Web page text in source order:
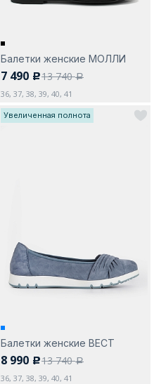
Балетки женские МОЛЛИ
7 490 c13 740a
36, 37, 38, 39, 40, 41
Увеличенная полнота
Балетки женские ВЕСТ
8 990 c13 740a
36, 37, 38, 39, 40, 41